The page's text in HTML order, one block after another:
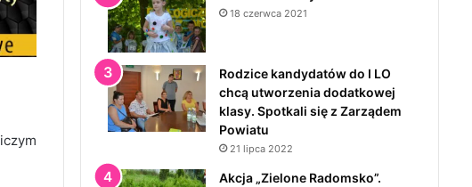
18 czerwca 2021
Rodzice kandydatów do I LO
chcą utworzenia dodatkowej
klasy. Spotkali się z Zarządem
Powiatu
21 lipca 2022
Akcja „Zielone Radomsko”.